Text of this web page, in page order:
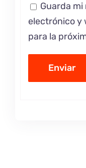
Guarda
electrónico y
para la